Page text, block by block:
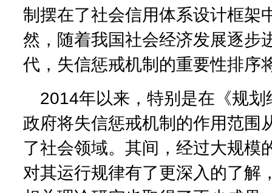
制摆在了社会信用体系设计框架
然，随着我国社会经济发展逐步
代，失信惩戒机制的重要性排序
2014年以来，特别是在《规
政府将失信惩戒机制的作用范围
了社会领域。其间，经过大规模
对其运行规律有了更深入的了解